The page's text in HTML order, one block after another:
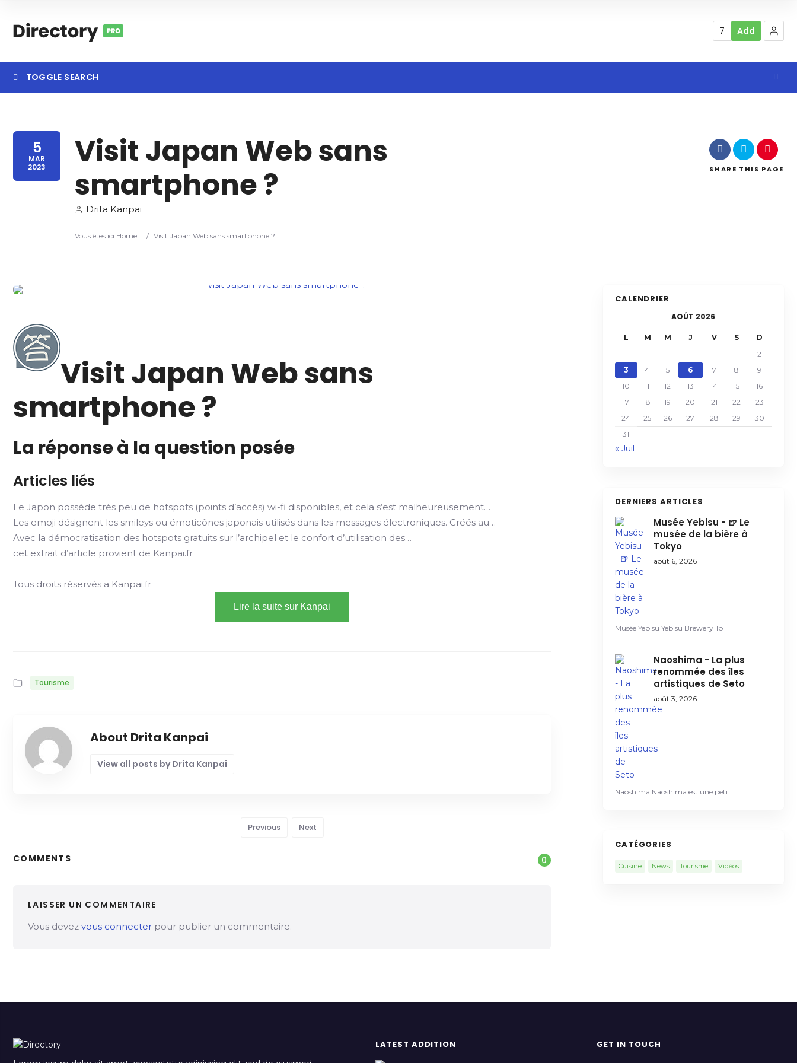
7 Add
TOGGLE SEARCH
5
MAR
2023
Visit Japan Web sans
smartphone ?
Drita Kanpai
Vous êtes ici:Home / Visit Japan Web sans smartphone ?
SHARE THIS PAGE
Visit Japan Web sans
smartphone ?
La réponse à la question posée
Articles liés
Le Japon possède très peu de hotspots (points d’accès) wi-fi disponibles, et cela s’est malheureusement…
Les emoji désignent les smileys ou émoticônes japonais utilisés dans les messages électroniques. Créés au…
Avec la démocratisation des hotspots gratuits sur l’archipel et le confort d’utilisation des…
cet extrait d’article provient de Kanpai.fr
Tous droits réservés a Kanpai.fr
Lire la suite sur Kanpai
Tourisme
About Drita Kanpai
View all posts by Drita Kanpai
Previous Next
COMMENTS 0
LAISSER UN COMMENTAIRE
Vous devez vous connecter pour publier un commentaire.
CALENDRIER
AOÛT 2026
L M M J V S
D
1
2
3
4 5 6 7 8
9
10
11 12 13 14 15
16
17
18 19 20 21 22
23
24
25 26 27 28 29
30
31
« Juil
DERNIERS ARTICLES
Musée Yebisu - 🍺 Le
musée de la bière à
Tokyo
août 6, 2026
Musée Yebisu Yebisu Brewery To
Naoshima - La plus
renommée des îles
artistiques de Seto
août 3, 2026
Naoshima Naoshima est une peti
CATÉGORIES
Cuisine News Tourisme Vidéos
LATEST ADDITION GET IN TOUCH